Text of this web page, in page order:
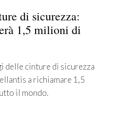
di sicurezza:
1,5 milioni di
delle cinture di sicurezza
a richiamare 1,5
il mondo.